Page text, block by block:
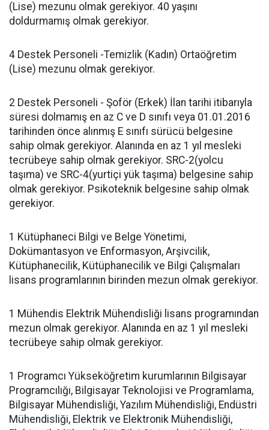
(Lise) mezunu olmak gerekiyor. 40 yaşını
doldurmamış olmak gerekiyor.
4 Destek Personeli -Temizlik (Kadın) Ortaöğretim
(Lise) mezunu olmak gerekiyor.
2 Destek Personeli - Şoför (Erkek) İlan tarihi itibarıyla
süresi dolmamış en az C ve D sınıfı veya 01.01.2016
tarihinden önce alınmış E sınıfı sürücü belgesine
sahip olmak gerekiyor. Alanında en az 1 yıl mesleki
tecrübeye sahip olmak gerekiyor. SRC-2(yolcu
taşıma) ve SRC-4(yurtiçi yük taşıma) belgesine sahip
olmak gerekiyor. Psikoteknik belgesine sahip olmak
gerekiyor.
1 Kütüphaneci Bilgi ve Belge Yönetimi,
Dokümantasyon ve Enformasyon, Arşivcilik,
Kütüphanecilik, Kütüphanecilik ve Bilgi Çalışmaları
lisans programlarının birinden mezun olmak gerekiyor.
1 Mühendis Elektrik Mühendisliği lisans programından
mezun olmak gerekiyor. Alanında en az 1 yıl mesleki
tecrübeye sahip olmak gerekiyor.
1 Programcı Yükseköğretim kurumlarının Bilgisayar
Programcılığı, Bilgisayar Teknolojisi ve Programlama,
Bilgisayar Mühendisliği, Yazılım Mühendisliği, Endüstri
Mühendisliği, Elektrik ve Elektronik Mühendisliği,